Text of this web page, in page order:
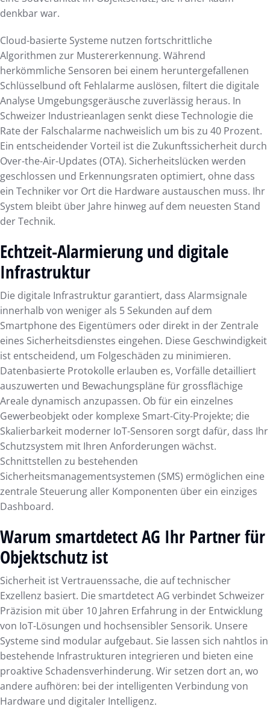
denkbar war.
Cloud-basierte Systeme nutzen fortschrittliche
Algorithmen zur Mustererkennung. Während
herkömmliche Sensoren bei einem heruntergefallenen
Schlüsselbund oft Fehlalarme auslösen, filtert die digitale
Analyse Umgebungsgeräusche zuverlässig heraus. In
Schweizer Industrieanlagen senkt diese Technologie die
Rate der Falschalarme nachweislich um bis zu 40 Prozent.
Ein entscheidender Vorteil ist die Zukunftssicherheit durch
Over-the-Air-Updates (OTA). Sicherheitslücken werden
geschlossen und Erkennungsraten optimiert, ohne dass
ein Techniker vor Ort die Hardware austauschen muss. Ihr
System bleibt über Jahre hinweg auf dem neuesten Stand
der Technik.
Echtzeit-Alarmierung und digitale
Infrastruktur
Die digitale Infrastruktur garantiert, dass Alarmsignale
innerhalb von weniger als 5 Sekunden auf dem
Smartphone des Eigentümers oder direkt in der Zentrale
eines Sicherheitsdienstes eingehen. Diese Geschwindigkeit
ist entscheidend, um Folgeschäden zu minimieren.
Datenbasierte Protokolle erlauben es, Vorfälle detailliert
auszuwerten und Bewachungspläne für grossflächige
Areale dynamisch anzupassen. Ob für ein einzelnes
Gewerbeobjekt oder komplexe Smart-City-Projekte; die
Skalierbarkeit moderner IoT-Sensoren sorgt dafür, dass Ihr
Schutzsystem mit Ihren Anforderungen wächst.
Schnittstellen zu bestehenden
Sicherheitsmanagementsystemen (SMS) ermöglichen eine
zentrale Steuerung aller Komponenten über ein einziges
Dashboard.
Warum smartdetect AG Ihr Partner für
Objektschutz ist
Sicherheit ist Vertrauenssache, die auf technischer
Exzellenz basiert. Die smartdetect AG verbindet Schweizer
Präzision mit über 10 Jahren Erfahrung in der Entwicklung
von IoT-Lösungen und hochsensibler Sensorik. Unsere
Systeme sind modular aufgebaut. Sie lassen sich nahtlos in
bestehende Infrastrukturen integrieren und bieten eine
proaktive Schadensverhinderung. Wir setzen dort an, wo
andere aufhören: bei der intelligenten Verbindung von
Hardware und digitaler Intelligenz.